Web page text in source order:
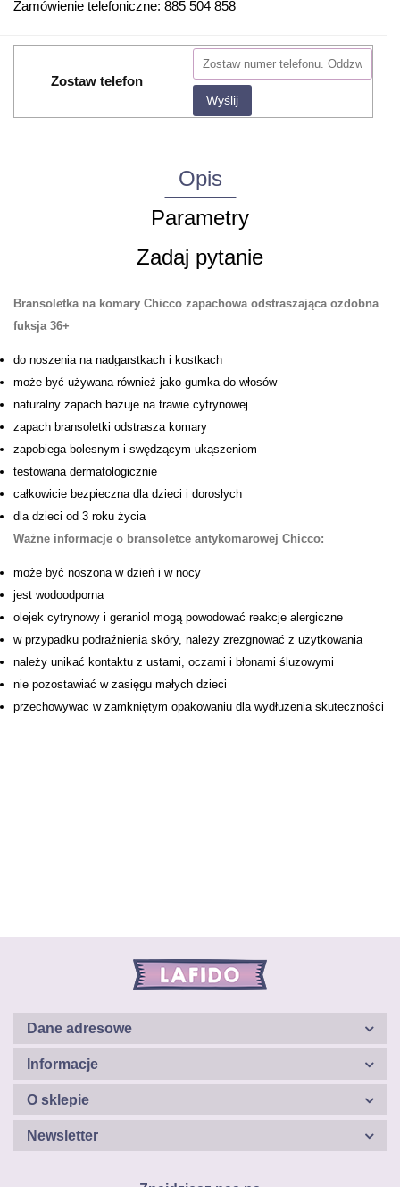
Zamówienie telefoniczne: 885 504 858
Zostaw telefon
Wyślij
Opis
Parametry
Zadaj pytanie
Bransoletka na komary Chicco zapachowa odstraszająca ozdobna
fuksja 36+
do noszenia na nadgarstkach i kostkach
może być używana również jako gumka do włosów
naturalny zapach bazuje na trawie cytrynowej
zapach bransoletki odstrasza komary
zapobiega bolesnym i swędzącym ukąszeniom
testowana dermatologicznie
całkowicie bezpieczna dla dzieci i dorosłych
dla dzieci od 3 roku życia
Ważne informacje o bransoletce antykomarowej Chicco:
może być noszona w dzień i w nocy
jest wodoodporna
olejek cytrynowy i geraniol mogą powodować reakcje alergiczne
w przypadku podraźnienia skóry, należy zrezgnować z użytkowania
należy unikać kontaktu z ustami, oczami i błonami śluzowymi
nie pozostawiać w zasięgu małych dzieci
przechowywac w zamkniętym opakowaniu dla wydłużenia skuteczności
Dane adresowe
Informacje
O sklepie
Newsletter